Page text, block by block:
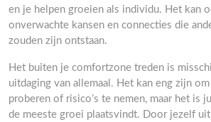
en je helpen groeien als individu. Het kan
onverwachte kansen en connecties die
zouden zijn ontstaan.
Het buiten je comfortzone treden is
uitdaging van allemaal. Het kan eng zijn
proberen of risico’s te nemen, maar het is
de meeste groei plaatsvindt. Door jezelf